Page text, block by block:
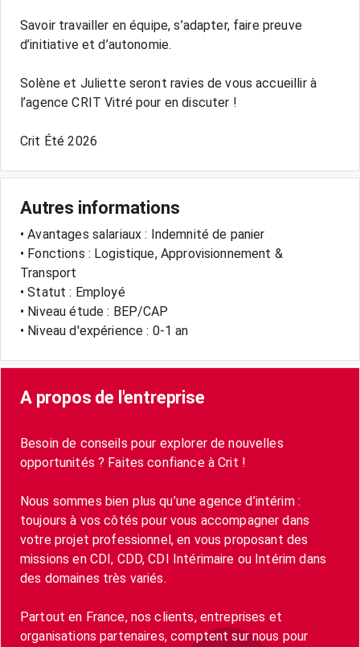
Savoir travailler en équipe, s’adapter, faire preuve
d’initiative et d’autonomie.
Solène et Juliette seront ravies de vous accueillir à
l’agence CRIT Vitré pour en discuter !
Autres informations
• Avantages salariaux : Indemnité de panier
• Fonctions : Logistique, Approvisionnement &
Transport
• Statut : Employé
• Niveau étude : BEP/CAP
• Niveau d'expérience : 0-1 an
A propos de l'entreprise
Besoin de conseils pour explorer de nouvelles
opportunités ? Faites confiance à Crit !
Nous sommes bien plus qu’une agence d’intérim :
toujours à vos côtés pour vous accompagner dans
votre projet professionnel, en vous proposant des
missions en CDI, CDD, CDI Intérimaire ou Intérim dans
des domaines très variés.
Partout en France, nos clients, entreprises et
organisations partenaires, comptent sur nous pour